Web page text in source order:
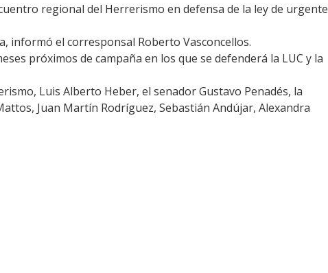
regional del Herrerismo en defensa de la ley de urgente
informó el corresponsal Roberto Vasconcellos.
próximos de campaña en los que se defenderá la LUC y la
Luis Alberto Heber, el senador Gustavo Penadés, la
Juan Martín Rodríguez, Sebastián Andújar, Alexandra